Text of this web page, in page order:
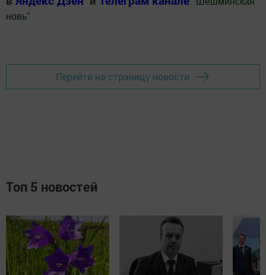
новь"
Перейти на страницу новости
Топ 5 новостей